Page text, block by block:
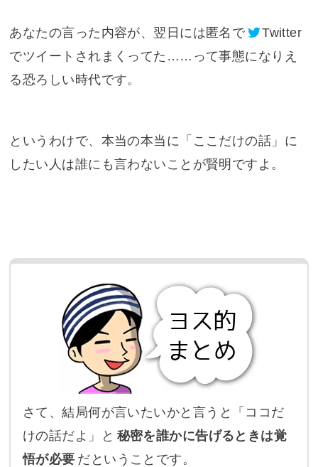
あなたの言った内容が、翌日には匿名で
Twitter
でツイートされまくってた……って事態になりえ
る恐ろしい時代です。
というわけで、本当の本当に「ここだけの話」に
したい人は誰にも言わないことが賢明ですよ。
さて、結局何が言いたいかと言うと「ココだ
けの話だよ」と 秘密を誰かに告げるときは覚
悟が必要 だということです。